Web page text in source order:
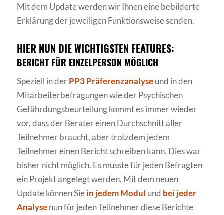
Mit dem Update werden wir Ihnen eine bebilderte
Erklärung der jeweiligen Funktionsweise senden.
HIER NUN DIE WICHTIGSTEN FEATURES:
BERICHT FÜR EINZELPERSON MÖGLICH
Speziell in derPP3 Präferenzanalyseund in den
Mitarbeiterbefragungen wie der Psychischen
Gefährdungsbeurteilung kommt es immer wieder
vor, dass der Berater einen Durchschnitt aller
Teilnehmer braucht, aber trotzdem jedem
Teilnehmer einen Bericht schreiben kann. Dies war
bisher nicht möglich. Es musste für jeden Befragten
ein Projekt angelegt werden. Mit dem neuen
Update können Siein jedem Modul und bei jeder
Analysenun für jeden Teilnehmer diese Berichte